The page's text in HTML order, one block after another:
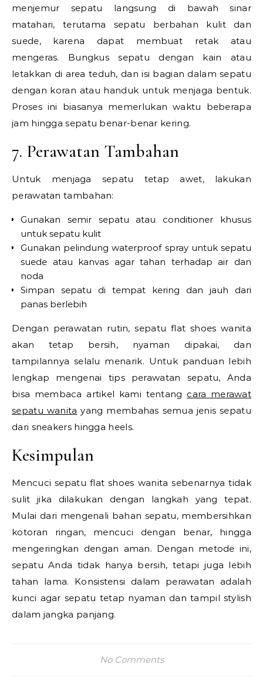
menjemur sepatu langsung di bawah sinar
matahari, terutama sepatu berbahan kulit dan
suede, karena dapat membuat retak atau
mengeras. Bungkus sepatu dengan kain atau
letakkan di area teduh, dan isi bagian dalam sepatu
dengan koran atau handuk untuk menjaga bentuk.
Proses ini biasanya memerlukan waktu beberapa
jam hingga sepatu benar-benar kering.
7. Perawatan Tambahan
Untuk menjaga sepatu tetap awet, lakukan
perawatan tambahan:
Gunakan semir sepatu atau conditioner khusus
untuk sepatu kulit
Gunakan pelindung waterproof spray untuk sepatu
suede atau kanvas agar tahan terhadap air dan
noda
Simpan sepatu di tempat kering dan jauh dari
panas berlebih
Dengan perawatan rutin, sepatu flat shoes wanita
akan tetap bersih, nyaman dipakai, dan
tampilannya selalu menarik. Untuk panduan lebih
lengkap mengenai tips perawatan sepatu, Anda
bisa membaca artikel kami tentang cara merawat
sepatu wanita yang membahas semua jenis sepatu
dari sneakers hingga heels.
Kesimpulan
Mencuci sepatu flat shoes wanita sebenarnya tidak
sulit jika dilakukan dengan langkah yang tepat.
Mulai dari mengenali bahan sepatu, membersihkan
kotoran ringan, mencuci dengan benar, hingga
mengeringkan dengan aman. Dengan metode ini,
sepatu Anda tidak hanya bersih, tetapi juga lebih
tahan lama. Konsistensi dalam perawatan adalah
kunci agar sepatu tetap nyaman dan tampil stylish
dalam jangka panjang.
No Comments